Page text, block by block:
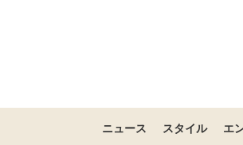
ニュース スタイル エ